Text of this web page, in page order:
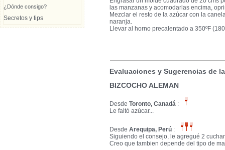
¿Dónde consigo?
Secretos y tips
las manzanas y acomodarlas encima,
Mezclar el resto de la azúcar con la
naranja.
Llevar al horno precalentado a 350ºF
Evaluaciones y Sugerencias de
BIZCOCHO ALEMAN
DesdeToronto, Canadá :
Le faltó azúcar...
DesdeArequipa, Perú :
Siguiendo el consejo, le agregué 2
Creo que tambien depende del tipo de